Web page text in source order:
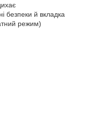
безпеки й вкладка
режим)